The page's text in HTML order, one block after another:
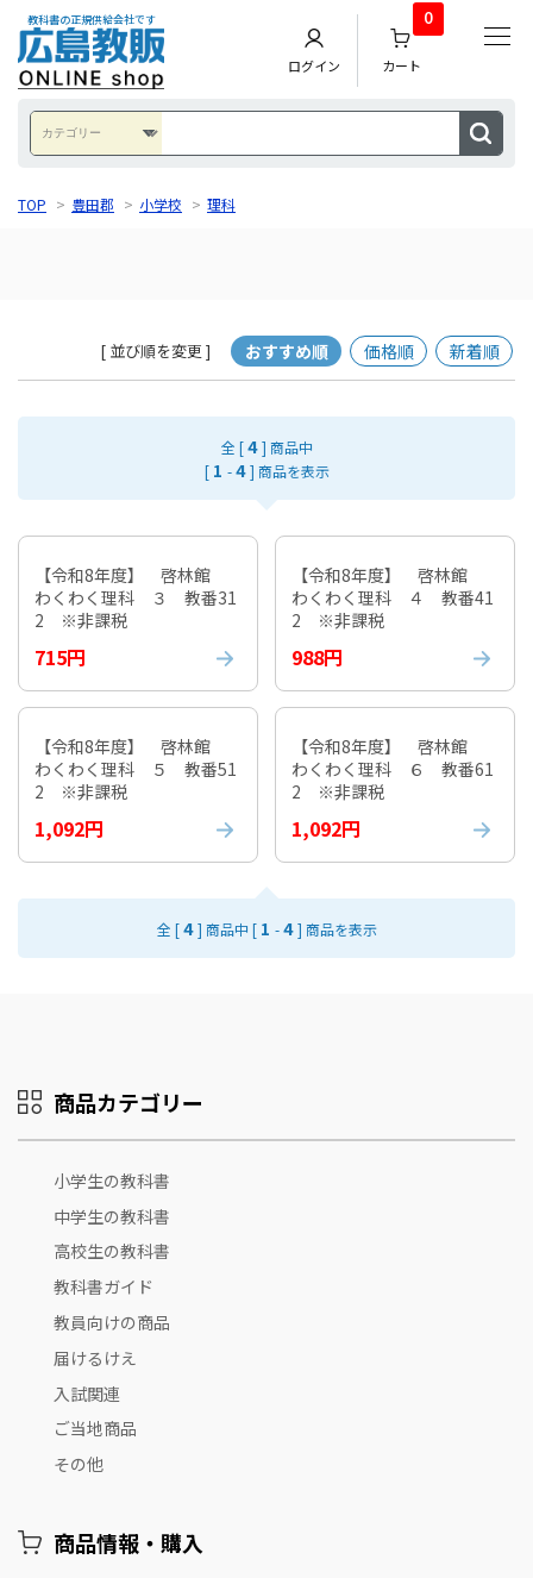
教科書の正規供給会社です
ログイン カート
0
TOP > 豊田郡 > 小学校 > 理科
[ 並び順を変更 ] おすすめ順 価格順 新着順
全 [ 4 ] 商品中
[ 1 - 4 ] 商品を表示
【令和8年度】 啓林館
わくわく理科 ３ 教番31
2 ※非課税
715円
【令和8年度】 啓林館
わくわく理科 ４ 教番41
2 ※非課税
988円
【令和8年度】 啓林館
わくわく理科 ５ 教番51
2 ※非課税
1,092円
【令和8年度】 啓林館
わくわく理科 ６ 教番61
2 ※非課税
1,092円
全 [ 4 ] 商品中 [ 1 - 4 ] 商品を表示
商品カテゴリー
小学生の教科書
中学生の教科書
高校生の教科書
教科書ガイド
教員向けの商品
届けるけえ
入試関連
ご当地商品
その他
商品情報・購入